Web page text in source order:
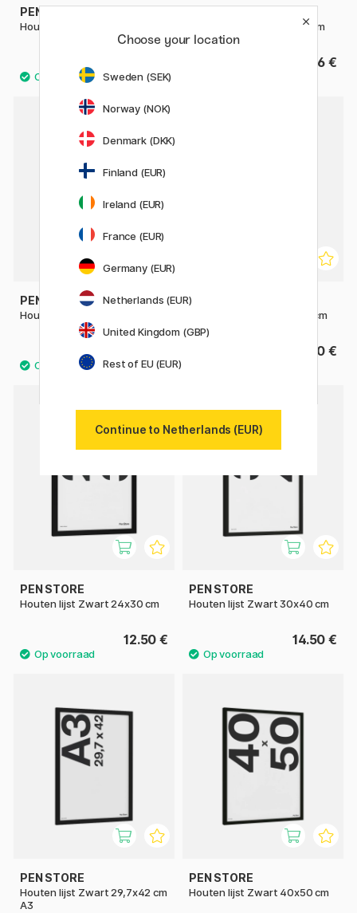
PEN STORE
Houten lijst Zwart 10x15 cm Houten lijst Zwart 13x18 cm
6 €
PEN STORE
Houten lijst Zwart 18x24 cm
PEN STORE
Houten lijst Zwart 20x25 cm
9.60 €
PEN STORE
Houten lijst Zwart 24x30 cm
12.50 €
PEN STORE
Houten lijst Zwart 30x40 cm
14.50 €
PEN STORE
Houten lijst Zwart 29,7x42 cm
A3
PEN STORE
Houten lijst Zwart 40x50 cm
Choose your location
Sweden (SEK)
Norway (NOK)
Denmark (DKK)
Finland (EUR)
Ireland (EUR)
France (EUR)
Germany (EUR)
Netherlands (EUR)
United Kingdom (GBP)
Rest of EU (EUR)
Continue to Netherlands (EUR)